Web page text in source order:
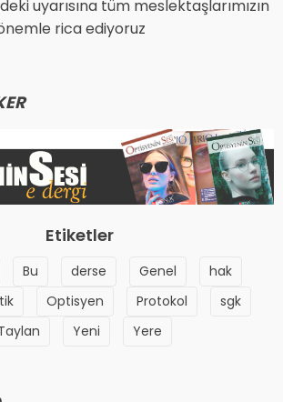
uyarısına tüm meslektaşlarımızın
rica ediyoruz
Etiketler
Bu derse Genel
hak
Optisyen Protokol
sgk
Yeni Yere